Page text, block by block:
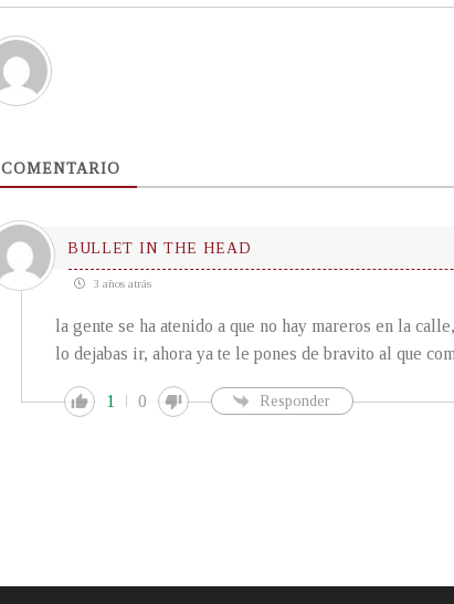
COMENTARIO
BULLET IN THE HEAD
3 años atrás
la gente se ha atenido a que no hay mareros en la
lo dejabas ir, ahora ya te le pones de bravito al que
1 0 Responder